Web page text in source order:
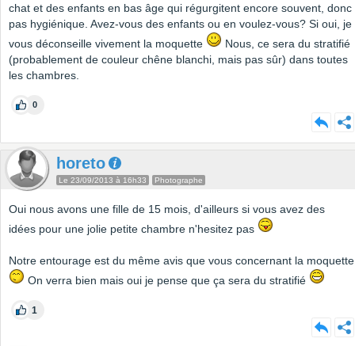
chat et des enfants en bas âge qui régurgitent encore souvent, donc
pas hygiénique. Avez-vous des enfants ou en voulez-vous? Si oui, je
vous déconseille vivement la moquette
Nous, ce sera du stratifié
(probablement de couleur chêne blanchi, mais pas sûr) dans toutes
les chambres.
0
horeto
Le 23/09/2013 à 16h33 Photographe
Oui nous avons une fille de 15 mois, d'ailleurs si vous avez des
idées pour une jolie petite chambre n'hesitez pas
Notre entourage est du même avis que vous concernant la moquette
On verra bien mais oui je pense que ça sera du stratifié
1